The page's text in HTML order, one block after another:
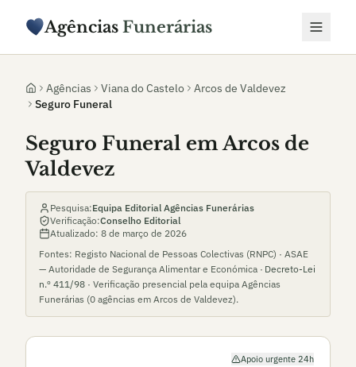
Agências Funerárias
Agências Viana do Castelo
Arcos de Valdevez
Seguro Funeral
Seguro Funeral em Arcos de
Valdevez
Pesquisa:Equipa Editorial Agências Funerárias
Verificação:Conselho Editorial
Atualizado: 8 de março de 2026
Fontes: Registo Nacional de Pessoas Colectivas (RNPC) · ASAE
— Autoridade de Segurança Alimentar e Económica · Decreto-Lei
n.º 411/98 · Verificação presencial pela equipa Agências
Funerárias (0 agências em Arcos de Valdevez).
Apoio urgente 24h